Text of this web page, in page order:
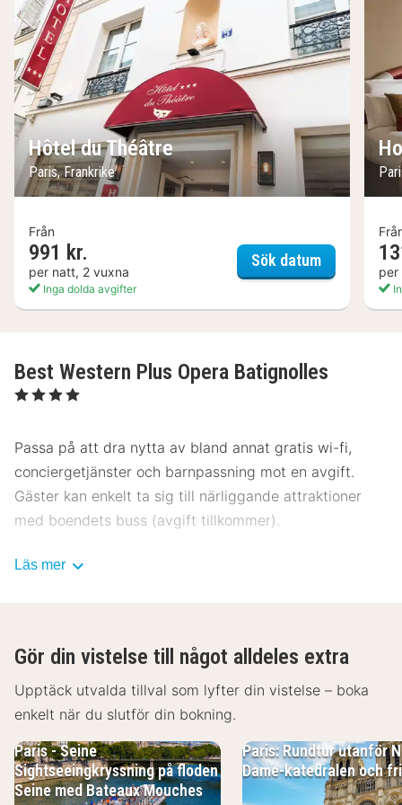
Hôtel du Théâtre
Paris, Frankrike
Från
991 kr.
per natt, 2 vuxna
Inga dolda avgifter
Sök datumHôtel du
per
Best Western Plus Opera Batignolles
, 4 Stjärnor
Passa på att dra nytta av bland annat gratis wi-fi,
conciergetjänster och barnpassning mot en avgift.
Gäster kan enkelt ta sig till närliggande attraktioner
med boendets buss (avgift tillkommer).
Hotellets gäster har tillgång till rumsservice dygnet
mellan 06.30 och 10.00 och på helger mellan 07.00 och
10.30 mot en avgift.
Detta boende har fått sin officiella stjärngradering från
Frankrikes Turistutvecklingsbyrå, ATOUT France.
Gäster har tillgång till bland annat business-service,
Läs mer
Gör din vistelse till något alldeles extra
Upptäck utvalda tillval som lyfter din vistelse – boka
enkelt när du slutför din bokning.
Paris - Seine
Sightseeingkryssning på floden
Seine med Bateaux Mouches
Paris: Rundtur utanför
Dame-katedralen och